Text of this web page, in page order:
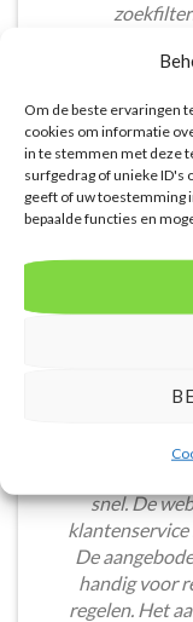
Om de beste ervaringen
cookies om informatie
in te stemmen met deze
surfgedrag of unieke ID's
geeft of uw toestemming
bepaalde functies en
Het
snel. De
klantenservice
De
handig voor
regelen. Het